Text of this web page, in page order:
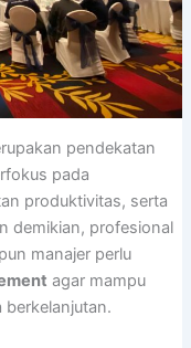
pendekatan
pada
produktivitas, serta
demikian, profesional
manajer perlu
agar mampu